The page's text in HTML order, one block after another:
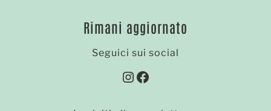
Rimani aggiornato
Seguici sui social
Instagram
Facebook